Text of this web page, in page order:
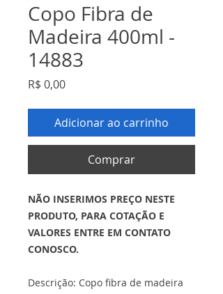
Copo Fibra de
Madeira 400ml -
14883
R$ 0,00Preço
Adicionar ao carrinho
Comprar
NÃO INSERIMOS PREÇO NESTE
PRODUTO, PARA COTAÇÃO E
VALORES ENTRE EM CONTATO
CONOSCO.
Descrição: Copo fibra de madeira